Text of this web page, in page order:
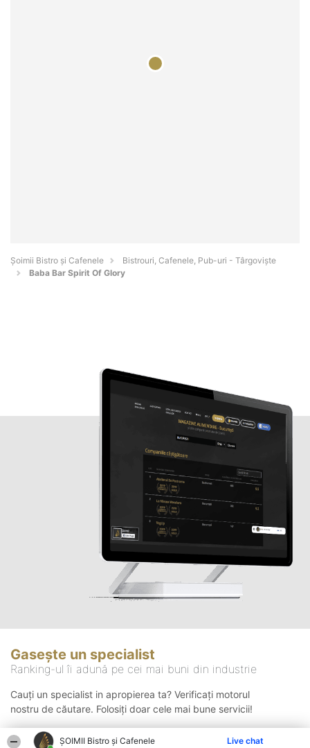
ȘOIMII Bistro și Cafenele Live chat
Șoimii Bistro și Cafenele
Bistrouri, Cafenele, Pub-uri - Târgovişte
Baba Bar Spirit Of Glory
Gasește un specialist
Ranking-ul îi adună pe cei mai buni din industrie
Cauți un specialist in apropierea ta? Verificați motorul
nostru de căutare. Folosiți doar cele mai bune servicii!